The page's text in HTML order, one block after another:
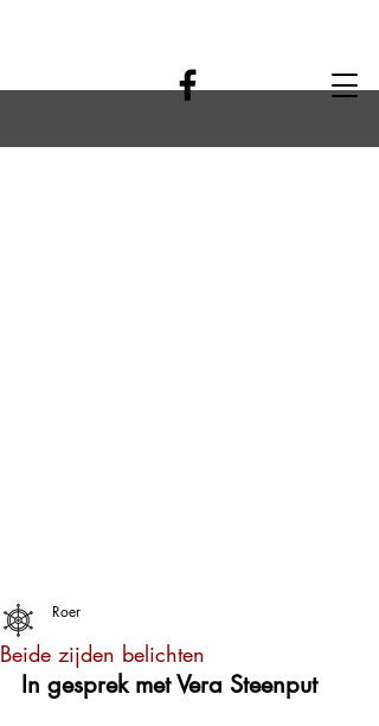
Beide zijden belichten
Roer
In gesprek met Vera Steenput